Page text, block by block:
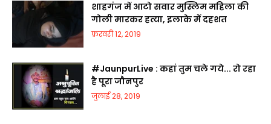
शाहगंज में आटो सवार मुस्लिम महिला की
गोली मारकर हत्या, इलाके में दहशत
फ़रवरी 12, 2019
#JaunpurLive : कहां तुम चले गये... रो रहा
है पूरा जौनपुर
जुलाई 28, 2019